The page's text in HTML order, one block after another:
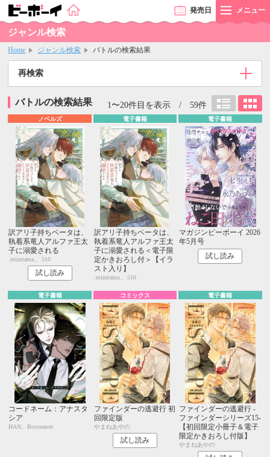
発売日 メニュー
ジャンル検索
Home ジャンル検索 バトルの検索結果
再検索
バトルの検索結果 1〜20件目を表示 / 59件
ノベルズ
訳アリ子持ちベータは、
執着系竜人アルファ王太
子に溺愛される
.mizutama.、510
試し読み
電子書籍
訳アリ子持ちベータは、
執着系竜人アルファ王太
子に溺愛される＜電子限
定かきおろし付＞【イラ
スト入り】
.mizutama.、510
電子書籍
マガジンビーボーイ 2026
年5月号
試し読み
電子書籍
コードネーム：アナスタ
シア
HAN、Boyseason
コミックス
ファインダーの逃避行 初
回限定版
やまねあやの
試し読み
電子書籍
ファインダーの逃避行 -
ファインダーシリーズ15-
【初回限定小冊子＆電子
限定かきおろし付版】
やまねあやの